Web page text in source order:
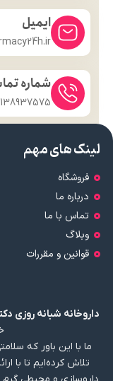
ایمیل
شماره
05138937575 و
لینک های مهم
فروشگاه
درباره ما
تماس با ما
وبلاگ
قوانین و مقررات
داروخانه شبانه روزی
ما با این باور که
تلاش کرده‌ایم تا با